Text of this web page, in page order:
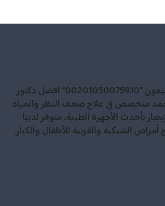
رقم تليفون "00201050075910" افضل دكتور
متخصص في علاج ضعف النظر والمياه
بأحدث الأجهزة الطبية، متوفر لدينا
الشبكية والقرنية للأطفال والكبار